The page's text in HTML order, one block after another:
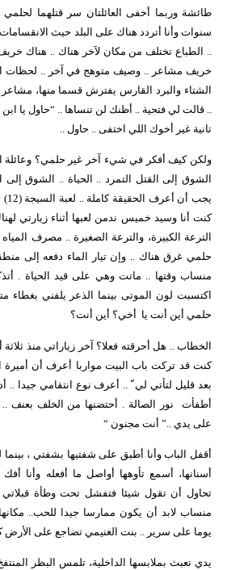
طائشة وربما أخفى العائلتان سر قتلهما لحلمي
سنوات وأنا أتردد هناك على البلد حيث
.. الطباع تختلف من مكان لآخر هناك .. هناك
خريف مشاعر .. وصيف متوهج في آخر .. لحظات
الشتاء والبرد القارس يفترش قسما منها،
.. قالت لي فتحية .. أظنك لن تنساها .. “حاول يا
تانية غير أخوك اللي اختفى .. حاول ..
ولكن كيف أفكر في شيء آخر غير حلمي؟ وعائلة
الشوق إلى القتل التمرد .. الحياة .. الشوق
يجب
كنت أنا وسيد خميس ندمن لعبها أثناء زيارتي
الترعة الكبيرة، والترعة الصغيرة .. مصرف
حلمي غرق هناك .. وإن تيار الماء دفعه إلى
منساب وقتها .. ماتت وهي على قيد الحياة .
اكتسبت لون الموتى بينما الذعر يلفني بغطاء
حلمي أين أنت يا أخي؟ أين أنت؟
الخطاب .. هل أحرقته فعلا؟ آخر زياراتي منذ ثلاثة
كنت قد تركت باب البيت مواربا أعرف أن
بعد قليل لتأتي لي ّ .. أعرف نوع انتقامي جيدا ..
أطفأت
نور الصالة . أحتضنها من الخلف
على يدي ..” أنت مجنون “
أقفل الباب وأنا أطبق على شفتيها بشفتي ،
أسنانها، أسمع تأوهها أواصل ما أفعله وأنا
تحاول أن تقول شيئا فتفشل تحت وطأة قبلاتي
منساب لابد أن يكون ممارسا جيدا للحب..
يوما على سرير .. بنت الغنيمي تضاجع على الأرض
يدي تعبث بملابسها الداخلية، تلمس البظر